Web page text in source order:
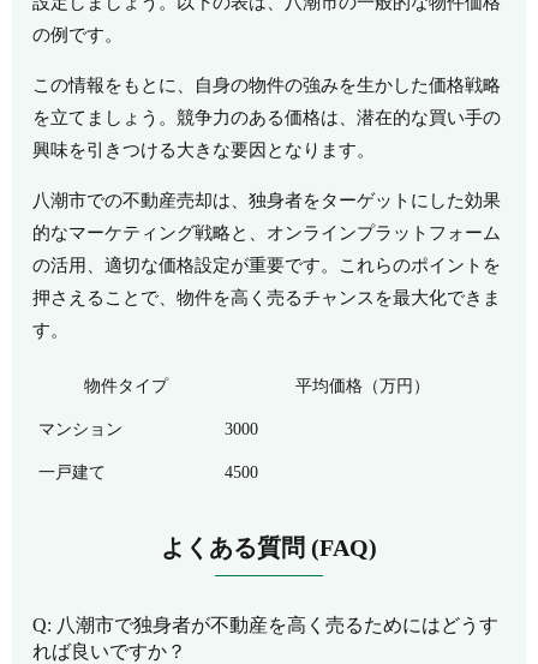
の例です。
この情報をもとに、自身の物件の強みを生かした価格戦略
を立てましょう。競争力のある価格は、潜在的な買い手の
興味を引きつける大きな要因となります。
八潮市での不動産売却は、独身者をターゲットにした効果
的なマーケティング戦略と、オンラインプラットフォーム
の活用、適切な価格設定が重要です。これらのポイントを
押さえることで、物件を高く売るチャンスを最大化できま
す。
物件タイプ 平均価格（万円）
マンション 3000
一戸建て 4500
よくある質問 (FAQ)
Q: 八潮市で独身者が不動産を高く売るためにはどうす
れば良いですか？